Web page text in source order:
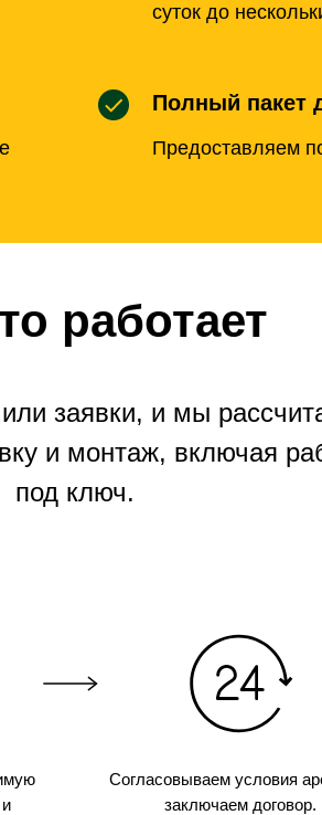
суток до
Полный пакет
Предоставляем
работает
заявки, и мы
и монтаж, включая
под ключ.
Согласовываем условия
заключаем договор.